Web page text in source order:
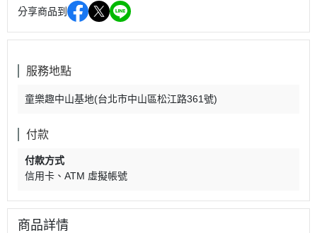
分享商品到
服務地點
童樂趣中山基地(台北市中山區松江路361號)
付款
付款方式
信用卡
ATM 虛擬帳號
商品詳情